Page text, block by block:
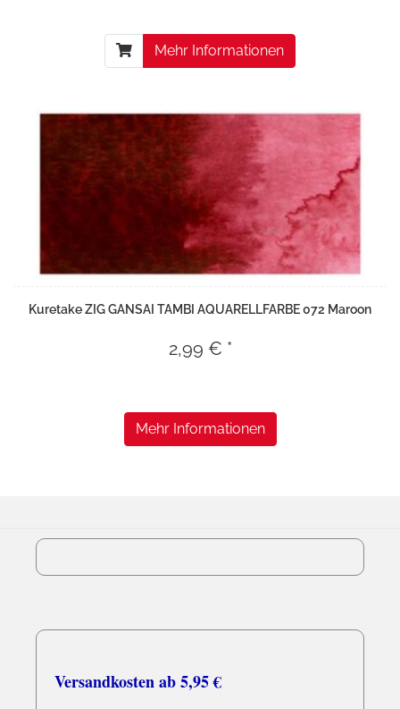
Mehr Informationen
Kuretake ZIG GANSAI TAMBI AQUARELLFARBE 072 Maroon
2,99 € *
Mehr Informationen
Versandkosten ab 5,95 €